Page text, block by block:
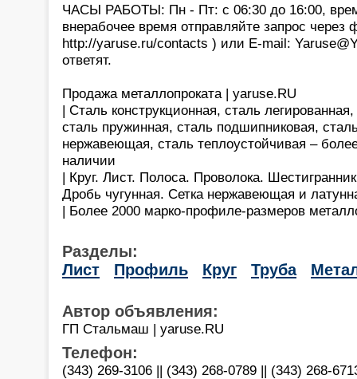
ЧАСЫ РАБОТЫ: Пн - Пт: с 06:30 до 16:00,
внерабочее время отправляйте запрос через
http://yaruse.ru/contacts ) или E-mail:
ответят.
Продажа металлопроката | yaruse.RU
| Сталь конструкционная, сталь
сталь пружинная, сталь подшипниковая,
нержавеющая, сталь теплоустойчивая –
наличии
| Круг. Лист. Полоса. Проволока.
Дробь чугунная. Сетка нержавеющая и
| Более 2000 марко-профиле-размеров
Разделы:
Лист
Профиль Круг Труба
Автор объявления:
ГП Стальмаш | yaruse.RU
Телефон:
(343) 269-3106 || (343) 268-0789 || (343) 268-